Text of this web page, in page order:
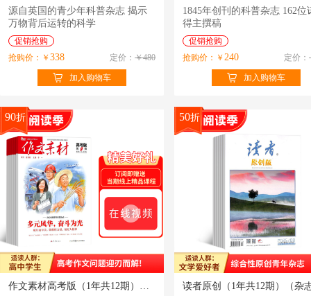
源自英国的青少年科普杂志 揭示
万物背后运转的科学
促销抢购
抢购价：￥ 338 定价： ￥480
加入购物车
1845年创刊的科普杂志 162位诺奖
得主撰稿
促销抢购
抢购价：￥ 240 定价：
加入购物车
90折
作文素材高考版（1年共12期）（杂志订阅）订阅即赠送当期线上精品课程
50折